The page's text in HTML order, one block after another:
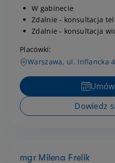
W gabinecie
Zdalnie - konsultacja
Zdalnie - konsultacja
Placówki:
Warszawa, ul. Inflancka
Dowiedz
mgr Milena Frelik